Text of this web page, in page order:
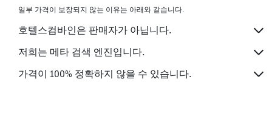
일부 가격이 보장되지 않는 이유는 아래와 같습니다.
호텔스컴바인은 판매자가 아닙니다.
저희는 메타 검색 엔진입니다.
가격이 100% 정확하지 않을 수 있습니다.